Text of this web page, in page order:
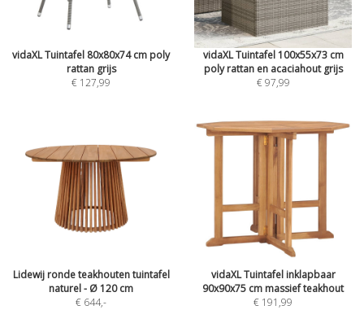
vidaXL Tuintafel 80x80x74 cm poly
rattan grijs
€ 127,99
vidaXL Tuintafel 100x55x73 cm
poly rattan en acaciahout grijs
€ 97,99
Lidewij ronde teakhouten tuintafel
naturel - Ø 120 cm
€ 644,-
vidaXL Tuintafel inklapbaar
90x90x75 cm massief teakhout
€ 191,99